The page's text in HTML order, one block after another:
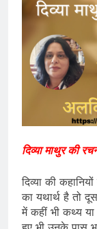
दिव्या माथुर की
दिव्या की
का यथार्थ है तो
में कहीं भी कथ्य